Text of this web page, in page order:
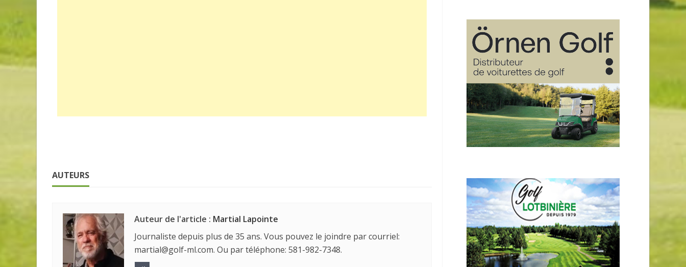
AUTEURS
Auteur de l'article : Martial Lapointe
Journaliste depuis plus de 35 ans. Vous pouvez le joindre par courriel:
martial@golf-ml.com. Ou par téléphone: 581-982-7348.